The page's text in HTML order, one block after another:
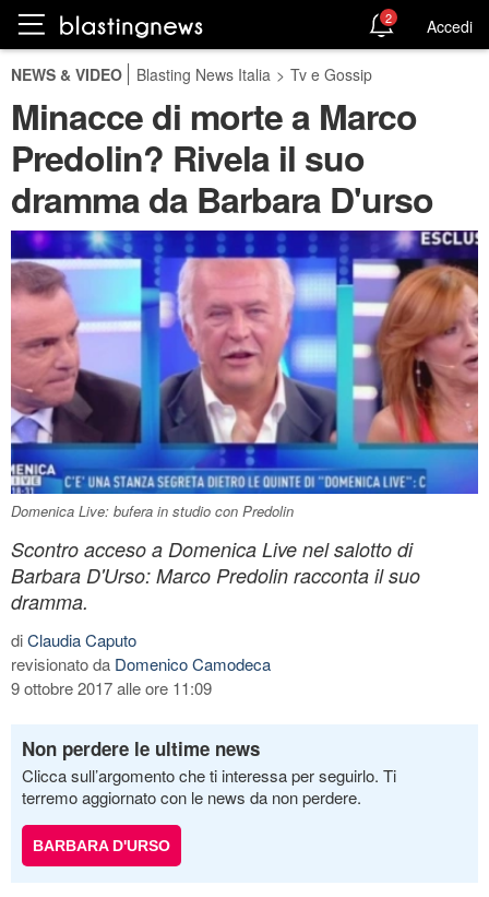
2 Accedi
NEWS & VIDEO Blasting News Italia > Tv e Gossip
Minacce di morte a Marco
Predolin? Rivela il suo
dramma da Barbara D'urso
Domenica Live: bufera in studio con Predolin
Scontro acceso a Domenica Live nel salotto di
Barbara D'Urso: Marco Predolin racconta il suo
dramma.
diClaudia Caputo
revisionato da Domenico Camodeca
9 ottobre 2017 alle ore 11:09
Non perdere le ultime news
Clicca sull’argomento che ti interessa per seguirlo. Ti
terremo aggiornato con le news da non perdere.
BARBARA D'URSO